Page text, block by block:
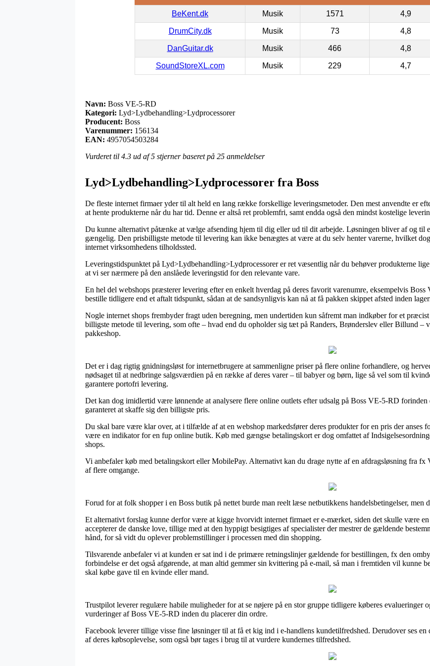
BeKent.dk Musik 1571 4,9
DrumCity.dk Musik 73 4,8
DanGuitar.dk Musik 466 4,8
SoundStoreXL.com Musik 229 4,7
Navn: Boss VE-5-RD
Kategori: Lyd>Lydbehandling>Lydprocessorer
Producent: Boss
Varenummer: 156134
EAN: 4957054503284
Vurderet til 4.3 ud af 5 stjerner baseret på 25 anmeldelser
Lyd>Lydbehandling>Lydprocessorer fra Boss
De fleste internet firmaer yder til alt held en lang række forskellige leveringsmetoder. Den mest anvendte er
at hente produkterne når du har tid. Denne er altså ret problemfri, samt endda også den mindst kostelige
Du kunne alternativt påtænke at vælge afsending hjem til dig eller ud til dit arbejde. Løsningen bliver af og til
gængelig. Den prisbilligste metode til levering kan ikke benægtes at være at du selv henter varerne, hvilket
internet virksomhedens tilholdssted.
Leveringstidspunktet på Lyd>Lydbehandling>Lydprocessorer er ret væsentlig når du behøver produkterne
at vi ser nærmere på den anslåede leveringstid for den relevante vare.
En hel del webshops præsterer levering efter en enkelt hverdag på deres favorit varenumre, eksempelvis
bestille tidligere end et aftalt tidspunkt, sådan at de sandsynligvis kan nå at få pakken skippet afsted inden
Nogle internet shops frembyder fragt uden beregning, men undertiden kun såfremt man indkøber for et
billigste metode til levering, som ofte – hvad end du opholder sig tæt på Randers, Brønderslev eller Billund –
pakkeshop.
Det er i dag rigtig gnidningsløst for internetbrugere at sammenligne priser på flere online forhandlere, og
nødsaget til at nedbringe salgsværdien på en række af deres varer – til babyer og børn, lige så vel som til
garantere portofri levering.
Det kan dog imidlertid være lønnende at analysere flere online outlets efter udsalg på Boss VE-5-RD
garanteret at skaffe sig den billigste pris.
Du skal bare være klar over, at i tilfælde af at en webshop markedsfører deres produkter for en pris der anses
være en indikator for en fup online butik. Køb med gængse betalingskort er dog omfattet af
shops.
Vi anbefaler køb med betalingskort eller MobilePay. Alternativt kan du drage nytte af en afdragsløsning fra
af flere omgange.
Forud for at folk shopper i en Boss butik på nettet burde man reelt læse netbutikkens handelsbetingelser, men
Et alternativt forslag kunne derfor være at kigge hvorvidt internet firmaet er e-mærket, siden det skulle være
accepterer de danske love, tillige med at den hyppigt besigtiges af specialister der mestrer de gældende
hånd, for så vidt du oplever problemstillinger i processen med din shopping.
Tilsvarende anbefaler vi at kunden er sat ind i de primære retningslinjer gældende for bestillingen, fx den
forbindelse er det også afgørende, at man altid gemmer sin kvittering på e-mail, så man i fremtiden vil
skal købe gave til en kvinde eller mand.
Trustpilot leverer regulære habile muligheder for at se nøjere på en stor gruppe tidligere køberes evalueringer
vurderinger af Boss VE-5-RD inden du placerer din ordre.
Facebook leverer tillige visse fine løsninger til at få et kig ind i e-handlens kundetilfredshed. Derudover ses
af deres købsoplevelse, som også bør tages i brug til at vurdere kundernes tilfredshed.